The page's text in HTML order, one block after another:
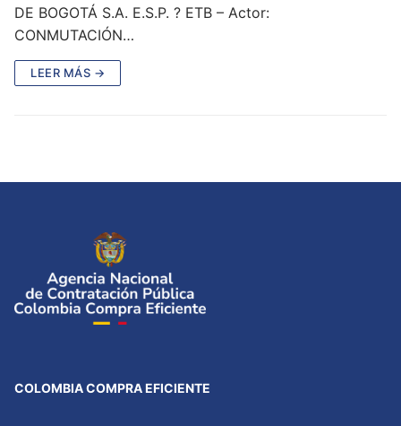
DE BOGOTÁ S.A. E.S.P. ? ETB – Actor:
CONMUTACIÓN…
LEER MÁS →
COLOMBIA COMPRA EFICIENTE